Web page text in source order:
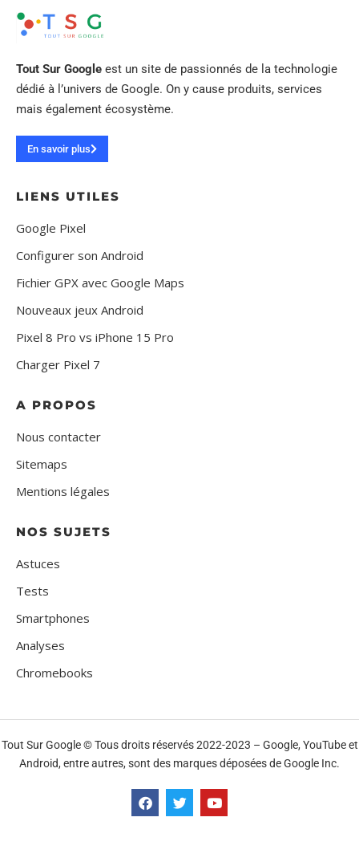
Tout Sur Google est un site de passionnés de la technologie
dédié à l’univers de Google. On y cause produits, services
mais également écosystème.
En savoir plus
LIENS UTILES
Google Pixel
Configurer son Android
Fichier GPX avec Google Maps
Nouveaux jeux Android
Pixel 8 Pro vs iPhone 15 Pro
Charger Pixel 7
A PROPOS
Nous contacter
Sitemaps
Mentions légales
NOS SUJETS
Astuces
Tests
Smartphones
Analyses
Chromebooks
Tout Sur Google © Tous droits réservés 2022-2023 – Google, YouTube et
Android, entre autres, sont des marques déposées de Google Inc.